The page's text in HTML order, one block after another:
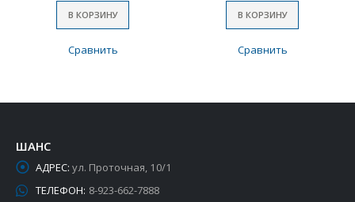
В КОРЗИНУ
Сравнить
В КОРЗИНУ
Сравнить
ШАНС
АДРЕС: ул. Проточная, 10/1
ТЕЛЕФОН: 8-923-662-7888